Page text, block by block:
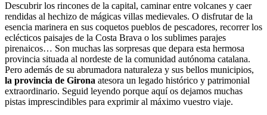
Descubrir los rincones de la capital, caminar entre volcanes y caer
rendidas al hechizo de mágicas villas medievales. O disfrutar de la
esencia marinera en sus coquetos pueblos de pescadores, recorrer los
eclécticos paisajes de la Costa Brava o los sublimes parajes
pirenaicos… Son muchas las sorpresas que depara esta hermosa
provincia situada al nordeste de la comunidad autónoma catalana.
Pero además de su abrumadora naturaleza y sus bellos municipios,
la provincia de Girona atesora un legado histórico y patrimonial
extraordinario. Seguid leyendo porque aquí os dejamos muchas
pistas imprescindibles para exprimir al máximo vuestro viaje.